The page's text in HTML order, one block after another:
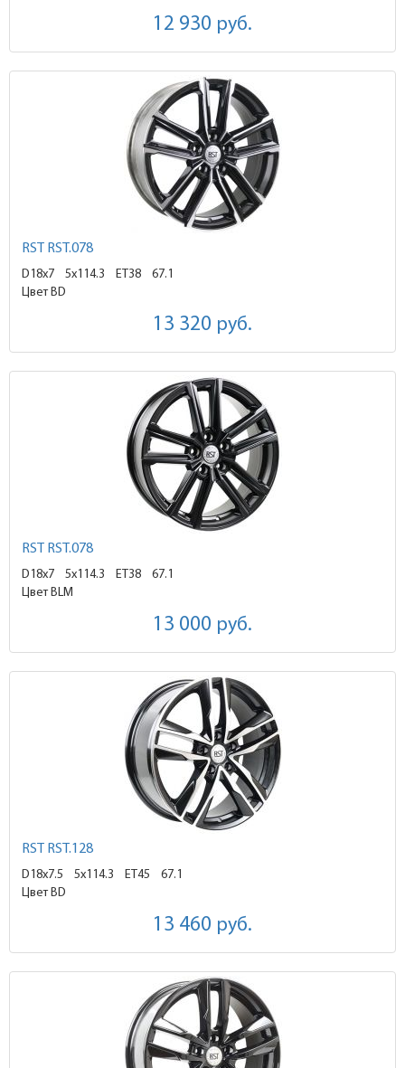
12 930 руб.
RST RST.078
D18x7 5x114.3 ET38
67.1
Цвет BD
13 320 руб.
RST RST.078
D18x7 5x114.3 ET38
67.1
Цвет BLM
13 000 руб.
RST RST.128
D18x7.5 5x114.3 ET45
67.1
Цвет BD
13 460 руб.